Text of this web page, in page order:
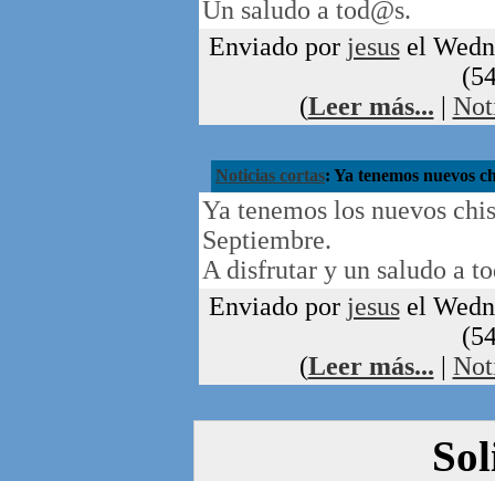
Un saludo a tod@s.
Enviado por jesusel
(Leer más... |
Noticias cortas: Ya tenemos nuevos
Ya tenemos los nuevos
Septiembre.
A disfrutar y un saludo a
Enviado por jesusel
(Leer más... |